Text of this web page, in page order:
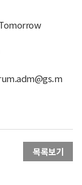
목록보기